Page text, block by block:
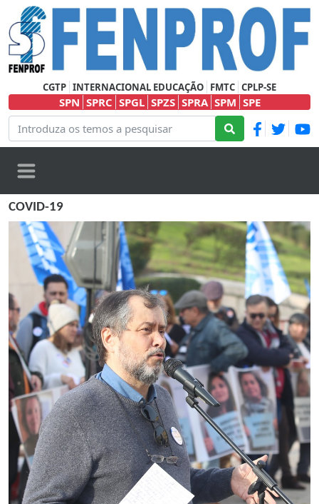
CGTP INTERNACIONAL EDUCAÇÃO FMTC CPLP-SE
SPN SPRC SPGL SPZS SPRA SPM SPE
COVID-19